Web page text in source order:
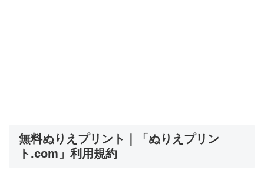
無料ぬりえプリント｜「ぬりえプリン
ト.com」利用規約